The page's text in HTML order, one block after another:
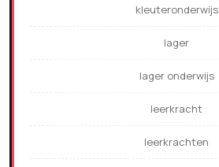
kleuteronderwijs
lager
lager onderwijs
leerkracht
leerkrachten